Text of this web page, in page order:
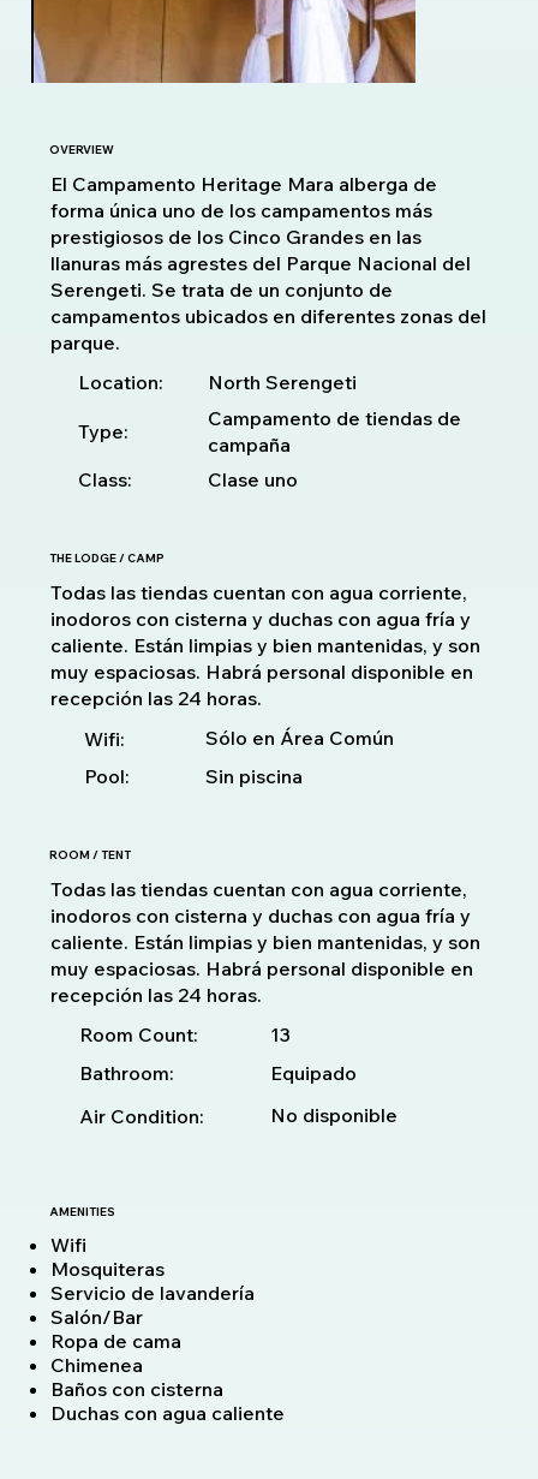
OVERVIEW
El Campamento Heritage Mara alberga de
forma única uno de los campamentos más
prestigiosos de los Cinco Grandes en las
llanuras más agrestes del Parque Nacional del
Serengeti. Se trata de un conjunto de
campamentos ubicados en diferentes zonas del
parque.
Location:
North Serengeti
Type:
Campamento de tiendas de
campaña
Class:
Clase uno
THE LODGE / CAMP
Todas las tiendas cuentan con agua corriente,
inodoros con cisterna y duchas con agua fría y
caliente. Están limpias y bien mantenidas, y son
muy espaciosas. Habrá personal disponible en
recepción las 24 horas.
Wifi:
Sólo en Área Común
Pool:
Sin piscina
ROOM / TENT
Todas las tiendas cuentan con agua corriente,
inodoros con cisterna y duchas con agua fría y
caliente. Están limpias y bien mantenidas, y son
muy espaciosas. Habrá personal disponible en
recepción las 24 horas.
Room Count:
13
Bathroom:
Equipado
Air Condition:
No disponible
AMENITIES
Wifi
Mosquiteras
Servicio de lavandería
Salón/Bar
Ropa de cama
Chimenea
Baños con cisterna
Duchas con agua caliente